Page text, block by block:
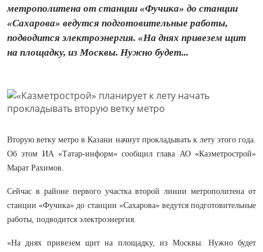
метрополитена от станции «Фучика» до станции
«Сахарова» ведутся подготовительные работы,
подводится электроэнергия. «На днях привезем щит
на площадку, из Москвы. Нужно будет...
Вторую ветку метро в Казани начнут прокладывать к лету этого года.
Об этом ИА «Татар-информ» сообщил глава АО «Казметрострой»
Марат Рахимов.
Сейчас в районе первого участка второй линии метрополитена от
станции «Фучика» до станции «Сахарова» ведутся подготовительные
работы, подводится электроэнергия.
«На днях привезем щит на площадку, из Москвы. Нужно будет